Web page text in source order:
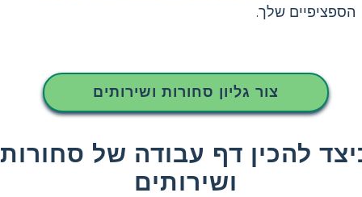
הספציפיים שלך.
צור גליון סחורות ושירותים
להכין דף עבודה של סחורות
ושירותים